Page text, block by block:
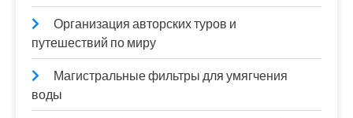
Организация авторских туров и
путешествий по миру
Магистральные фильтры для умягчения
воды